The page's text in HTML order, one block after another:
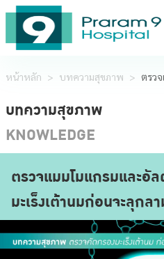
หน้าหลัก > บทความสุขภาพ >
บทความสุขภาพ
KNOWLEDGE
ตรวจแมมโมแกรมและอั
มะเร็งเต้านมก่อนจะลุกล